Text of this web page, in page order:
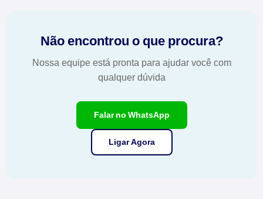
Não encontrou o que procura?
Nossa equipe está pronta para ajudar você com
qualquer dúvida
Falar no WhatsApp
Ligar Agora